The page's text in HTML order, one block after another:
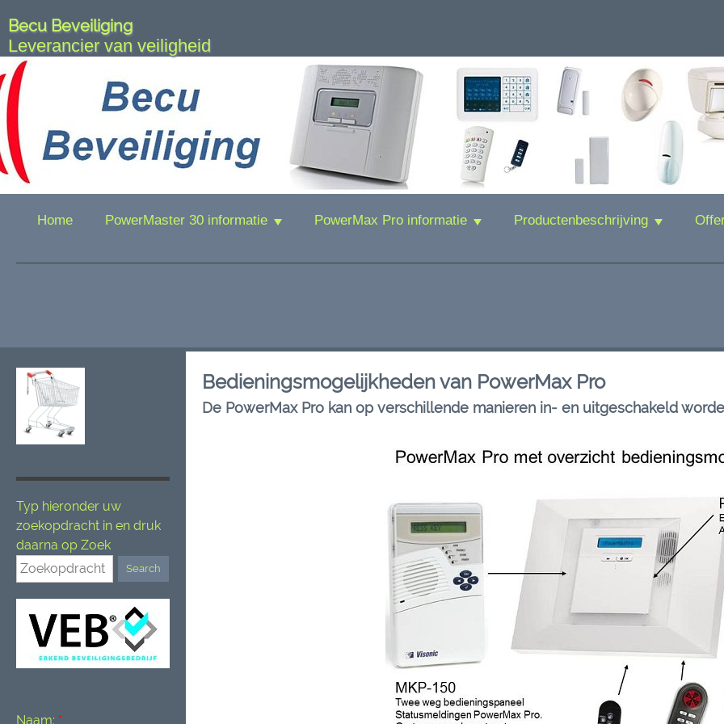
Bedieningsmogelijkheden van PowerMax Pro
De PowerMax Pro kan op verschillende manieren in- en uitgeschakeld
Typ hieronder uw
zoekopdracht in en druk
daarna op Zoek
Naam: *
Becu Beveiliging
Leverancier van veiligheid
Home PowerMaster 30 informatie PowerMax Pro informatie Productenbeschrijving